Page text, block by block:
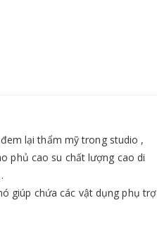
lại thẩm mỹ trong studio ,
phủ cao su chất lượng cao di
giúp chứa các vật dụng phụ trợ